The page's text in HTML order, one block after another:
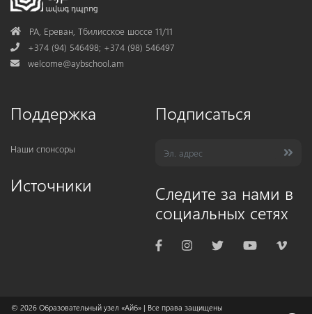
AddressРА, Ереван, Тбилисское шоссе 11/11
Phone+374 (94) 546498; +374 (98) 546497
Mail
welcome@aybschool.am
Поддержка
Наши спонсоры
Источники
Подписаться
Следите за нами в
социальных сетях
© 2026 Образовательный узел «Айб» | Все права защищены